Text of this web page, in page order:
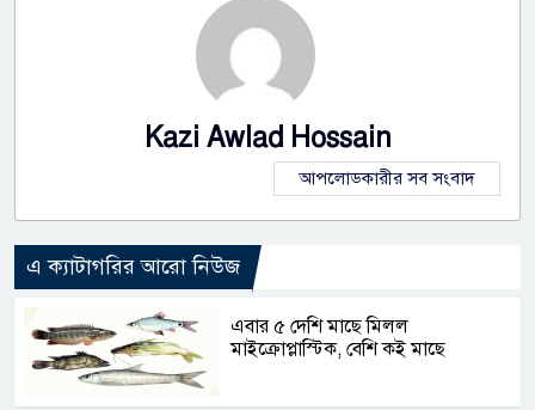
Kazi Awlad Hossain
আপলোডকারীর সব সংবাদ
এ ক্যাটাগরির আরো নিউজ
এবার ৫ দেশি মাছে মিলল
মাইক্রোপ্লাস্টিক, বেশি কই মাছে